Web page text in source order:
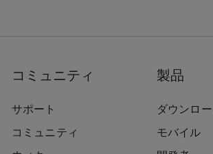
コミュニティ
サポート
コミュニティ
製品
ダウンロ
モバイル